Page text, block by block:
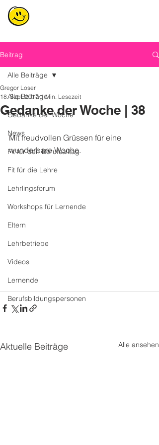
Beitrag
Alle Beiträge
Gedanke der Woche
News
Fit für den Berufsalltag
Fit für die Lehre
Lehrlingsforum
Workshops für Lernende
Eltern
Lehrbetriebe
Videos
Lernende
Berufsbildungspersonen
Alle Beiträge
Gedanke der Woche | 38
Gregor Loser
18. Sept. 2017 1 Min. Lesezeit
Mit freudvollen Grüssen für eine
wunderbare Woche.
Aktuelle Beiträge Alle ansehen